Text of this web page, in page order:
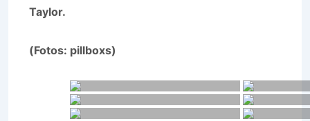
Taylor.
(Fotos: pillboxs)